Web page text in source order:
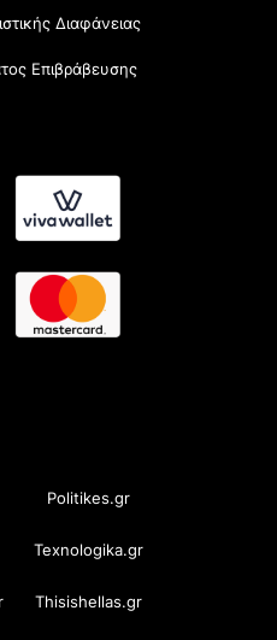
Διαφάνειας
Επιβράβευσης
Politikes.gr
Texnologika.gr
Thisishellas.gr